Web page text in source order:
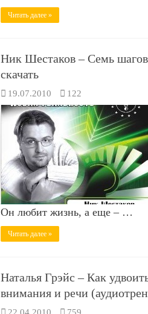
Читать далее »
Ник Шестаков – Семь
скачать
19.07.2010 122
Он любит жизнь, а еще – …
Читать далее »
Наталья Грэйс – Как
внимания и речи
22.04.2010 759